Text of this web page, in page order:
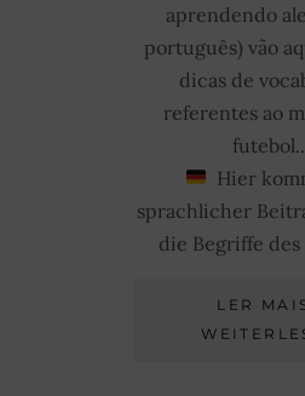
aprendendo
português) vão
dicas de
referentes ao
Hier
sprachlicher
die Begriffe des
LER